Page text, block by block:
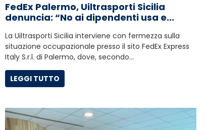
FedEx Palermo, Uiltrasporti Sicilia
denuncia: “No ai dipendenti usa e...
La Uiltrasporti Sicilia interviene con fermezza sulla
situazione occupazionale presso il sito FedEx Express
Italy S.r.l. di Palermo, dove, secondo…
LEGGI TUTTO